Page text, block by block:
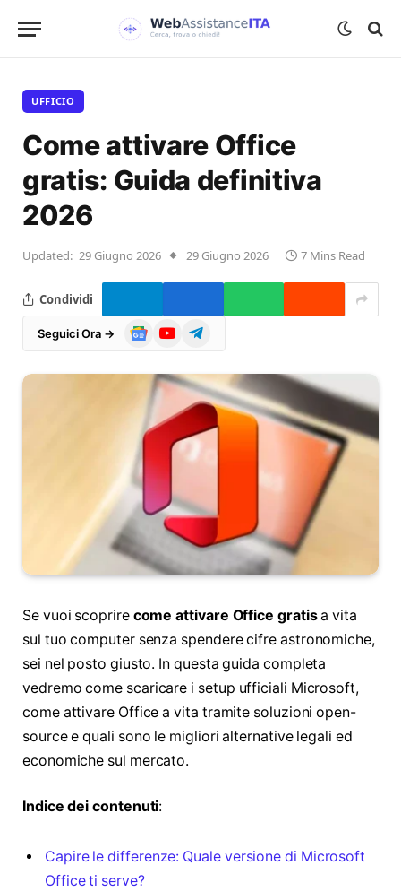
UFFICIO
Come attivare Office
gratis: Guida definitiva
2026
Updated: 29 Giugno 2026 29 Giugno 2026 7 Mins Read
Condividi
Seguici Ora →
GoogleYouTubeTelegram
Se vuoi scoprire come attivare Office gratisa vita
sul tuo computer senza spendere cifre astronomiche,
sei nel posto giusto. In questa guida completa
vedremo come scaricare i setup ufficiali Microsoft,
come attivare Office a vita tramite soluzioni open-
source e quali sono le migliori alternative legali ed
economiche sul mercato.
Indice dei contenuti:
Capire le differenze: Quale versione di Microsoft
Office ti serve?